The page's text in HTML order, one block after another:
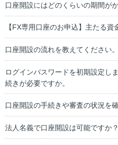
口座開設にはどのくらいの期間が
【FX専用口座のお申込】主たる資
口座開設の流れを教えてください。
ログインパスワードを初期設定し
続きが必要ですか。
口座開設の手続きや審査の状況を
法人名義で口座開設は可能ですか？